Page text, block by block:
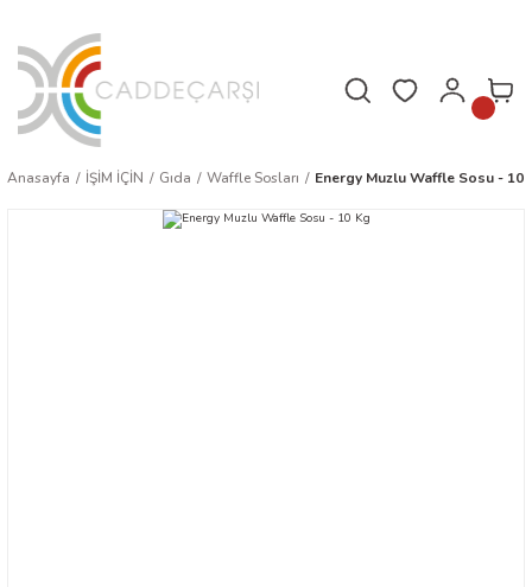
Anasayfa İŞİM İÇİN Gıda Waffle Sosları Energy Muzlu Waffle Sosu - 10